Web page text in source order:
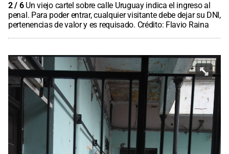
2/ 6 Un viejo cartel sobre calle Uruguay indica el ingreso al
penal. Para poder entrar, cualquier visitante debe dejar su DNI,
pertenencias de valor y es requisado. Crédito: Flavio Raina